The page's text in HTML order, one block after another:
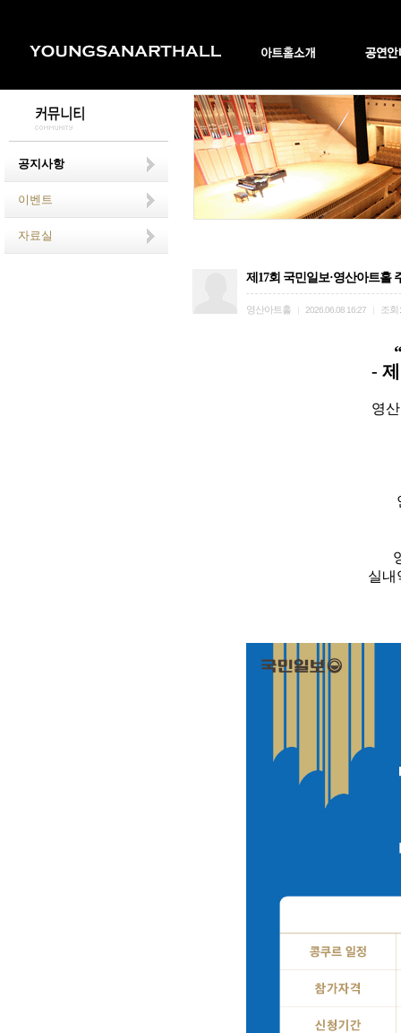
공지사항
이벤트
자료실
제17회 국민일보·영산아트홀
영산아트홀 2026.06.08 16:27 조회
- 제
영
실내